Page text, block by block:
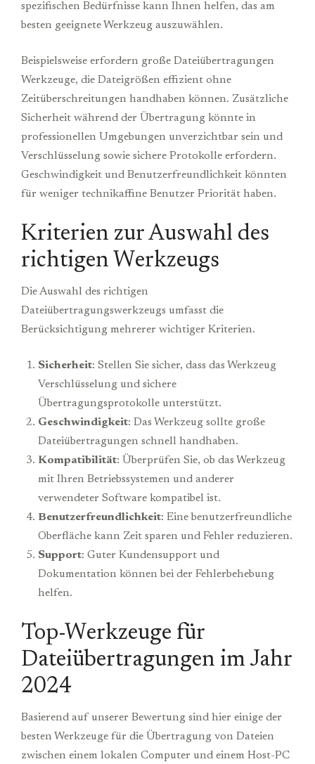
spezifischen Bedürfnisse kann Ihnen helfen, das am
besten geeignete Werkzeug auszuwählen.
Beispielsweise erfordern große Dateiübertragungen
Werkzeuge, die Dateigrößen effizient ohne
Zeitüberschreitungen handhaben können. Zusätzliche
Sicherheit während der Übertragung könnte in
professionellen Umgebungen unverzichtbar sein und
Verschlüsselung sowie sichere Protokolle erfordern.
Geschwindigkeit und Benutzerfreundlichkeit könnten
für weniger technikaffine Benutzer Priorität haben.
Kriterien zur Auswahl des
richtigen Werkzeugs
Die Auswahl des richtigen
Dateiübertragungswerkzeugs umfasst die
Berücksichtigung mehrerer wichtiger Kriterien.
Sicherheit: Stellen Sie sicher, dass das Werkzeug
Verschlüsselung und sichere
Übertragungsprotokolle unterstützt.
Geschwindigkeit: Das Werkzeug sollte große
Dateiübertragungen schnell handhaben.
Kompatibilität: Überprüfen Sie, ob das Werkzeug
mit Ihren Betriebssystemen und anderer
verwendeter Software kompatibel ist.
Benutzerfreundlichkeit: Eine benutzerfreundliche
Oberfläche kann Zeit sparen und Fehler reduzieren.
Support: Guter Kundensupport und
Dokumentation können bei der Fehlerbehebung
helfen.
Top-Werkzeuge für
Dateiübertragungen im Jahr
2024
Basierend auf unserer Bewertung sind hier einige der
besten Werkzeuge für die Übertragung von Dateien
zwischen einem lokalen Computer und einem Host-PC